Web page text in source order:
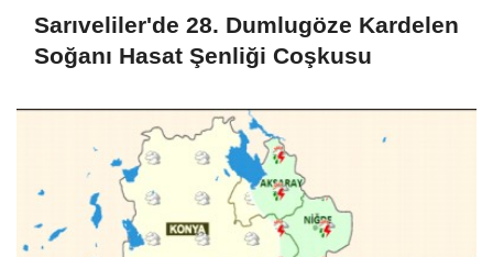
Sarıveliler'de 28. Dumlugöze Kardelen
Soğanı Hasat Şenliği Coşkusu